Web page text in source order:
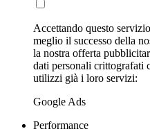
Accettando questo
meglio il successo della
la nostra offerta
dati personali crittografati
utilizzi già i loro servizi:
Google Ads
Performance